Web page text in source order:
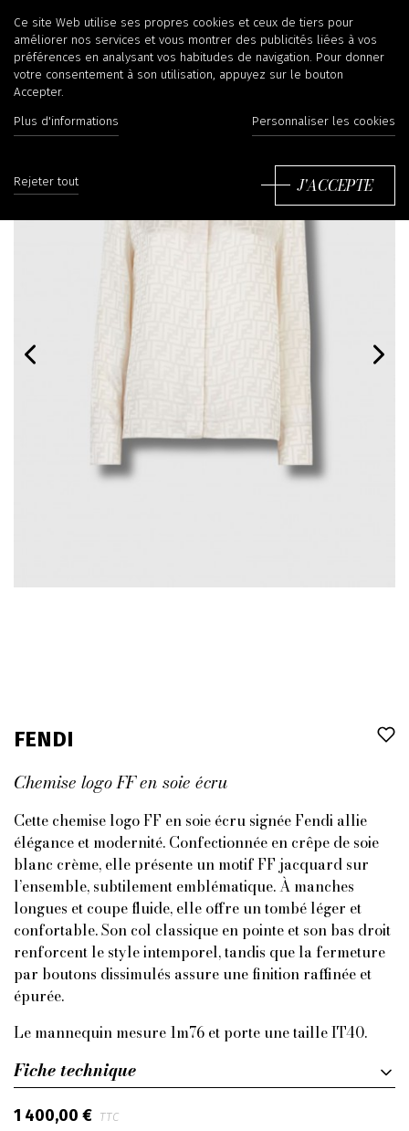
FENDI
Chemise logo FF en soie écru
Cette chemise logo FF en soie écru signée Fendi allie
élégance et modernité. Confectionnée en crêpe de soie
blanc crème, elle présente un motif FF jacquard sur
l’ensemble, subtilement emblématique. À manches
longues et coupe fluide, elle offre un tombé léger et
confortable. Son col classique en pointe et son bas droit
renforcent le style intemporel, tandis que la fermeture
par boutons dissimulés assure une finition raffinée et
épurée.
Le mannequin mesure 1m76 et porte une taille IT40.
Fiche technique
1 400,00 € TTC
Ce site Web utilise ses propres cookies et ceux de tiers pour
améliorer nos services et vous montrer des publicités liées à vos
préférences en analysant vos habitudes de navigation. Pour donner
votre consentement à son utilisation, appuyez sur le bouton
Accepter.
Plus d'informations Personnaliser les cookies
Rejeter tout J'ACCEPTE